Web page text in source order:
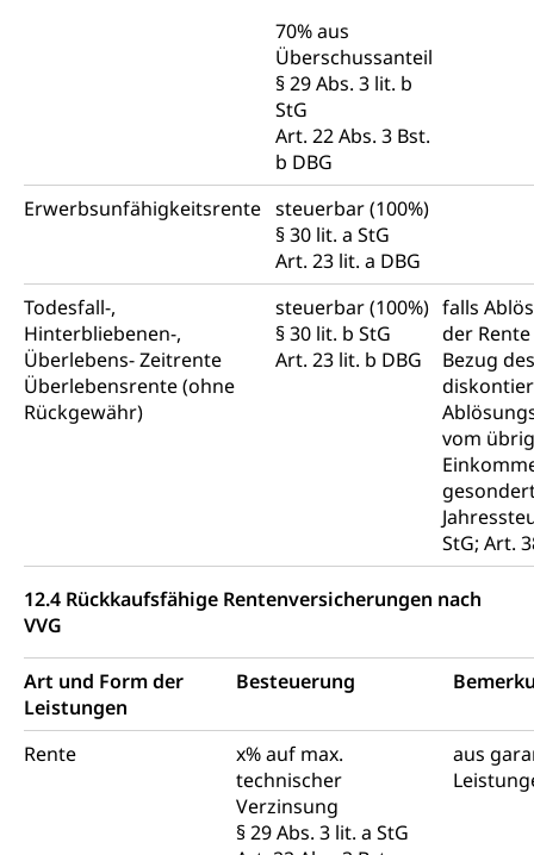
70% aus
Überschussanteil
§ 29 Abs. 3 lit. b
StG
Art. 22 Abs. 3 Bst.
b DBG
Erwerbsunfähigkeitsrente steuerbar (100%)
§ 30 lit. a StG
Art. 23 lit. a DBG
Todesfall-,
Hinterbliebenen-,
Überlebens- Zeitrente
Überlebensrente (ohne
Rückgewähr)
steuerbar (100%)
§ 30 lit. b StG
Art. 23 lit. b DBG
falls
der
Bezug des
vom
StG; Art.
12.4 Rückkaufsfähige Rentenversicherungen nach
VVG
Art und Form der
Leistungen
Besteuerung
Rente
x% auf max.
technischer
Verzinsung
§ 29 Abs. 3 lit. a StG
aus